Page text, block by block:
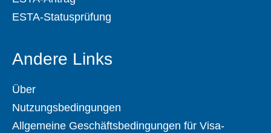
ESTA-Statusprüfung
Andere Links
Über
Nutzungsbedingungen
Allgemeine Geschäftsbedingungen für Visa-